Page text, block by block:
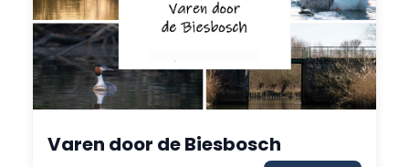
Varen door de Biesbosch